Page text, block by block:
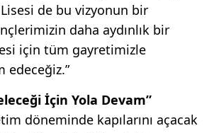
de bu vizyonun bir
daha aydınlık bir
için tüm gayretimizle
edeceğiz.”
İçin Yola Devam”
döneminde kapılarını açacak